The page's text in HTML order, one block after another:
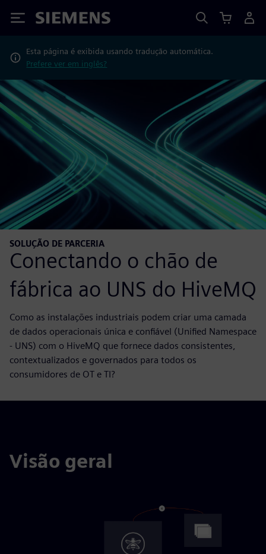
Siemens
Esta página é exibida usando tradução automática.
Prefere ver em inglês?
SOLUÇÃO DE PARCERIA
Conectando o chão de
fábrica ao UNS do HiveMQ
Como as instalações industriais podem criar uma camada
de dados operacionais única e confiável (Unified Namespace
- UNS) com o HiveMQ que fornece dados consistentes,
contextualizados e governados para todos os
consumidores de OT e TI?
Visão geral